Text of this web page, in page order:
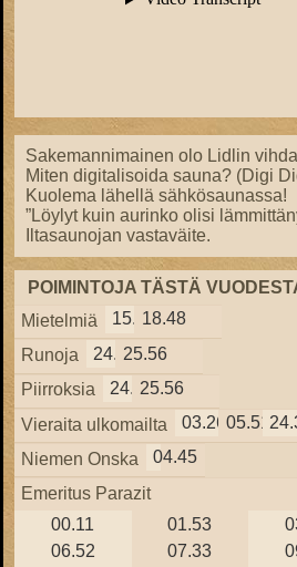
Sakemannimainen olo Lidlin
Miten digitalisoida sauna? (Digi
Kuolema lähellä sähkösaunassa!
”Löylyt kuin aurinko olisi
Iltasaunojan vastaväite.
POIMINTOJA TÄSTÄ
Mietelmiä
15.5718.48
Runoja
24.3825.56
Piirroksia
24.3825.56
Vieraita ulkomailta
03.2605.51
Niemen Onska
04.45
Emeritus Parazit
00.11
01.53
06.52
07.33